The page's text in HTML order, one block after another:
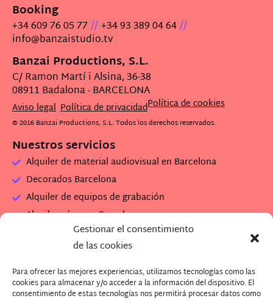
Gestionar el consentimiento
de las cookies
Para ofrecer las mejores experiencias, utilizamos tecnologías como las
cookies para almacenar y/o acceder a la información del dispositivo. El
consentimiento de estas tecnologías nos permitirá procesar datos como
Booking
+34 609 76 05 77//+34 93 389 04 64//
info@banzaistudio.tv
Banzai Productions, S.L.
C/ Ramon Martí i Alsina, 36-38
08911 Badalona · BARCELONA
Aviso legal Política de privacidadPolítica de cookies
© 2016 Banzai Productions, S.L. Todos los derechos reservados.
Nuestros servicios
Alquiler de material audiovisual en Barcelona
Decorados Barcelona
Alquiler de equipos de grabación
Alquiler cámaras Barcelona
Alquiler set de rodaje
Alquiler plató de grabación
Descarga Dossier Banzai
Descarga imagenes Plató (.zip)